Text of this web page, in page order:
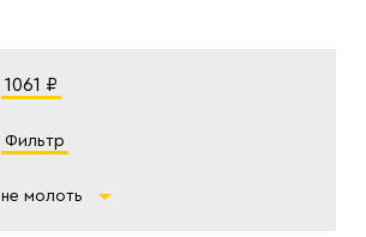
1061 ₽
фильтр
не молоть